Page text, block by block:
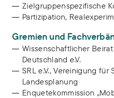
Zielgruppenspezifische
Partizipation,
Gremien und
Wissenschaftlicher
Deutschland e.V.
SRL e.V., Vereinigung
Landesplanung
Enquetekommission